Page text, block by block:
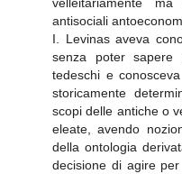
velleitariamente
antisociali
I. Levinas aveva
senza poter sapere
tedeschi e
storicamente
scopi delle antiche o
eleate, avendo
della ontologia
decisione di agire